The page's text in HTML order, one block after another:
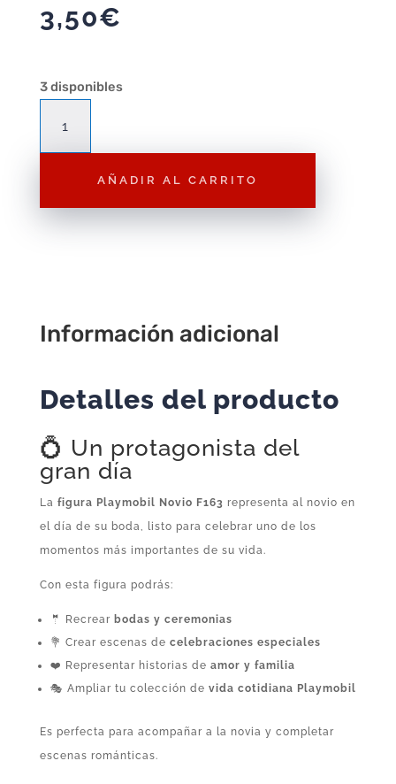
3,50€
3 disponibles
Playmobil
Novio
AÑADIR AL CARRITO
Información adicional
Detalles del producto
💍 Un protagonista del
gran día
La figura Playmobil Novio F163 representa al novio en
el día de su boda, listo para celebrar uno de los
momentos más importantes de su vida.
Con esta figura podrás:
🤵 Recrear bodas y ceremonias
💐 Crear escenas de celebraciones especiales
❤️ Representar historias de amor y familia
🎭 Ampliar tu colección de vida cotidiana Playmobil
Es perfecta para acompañar a la novia y completar
escenas románticas.